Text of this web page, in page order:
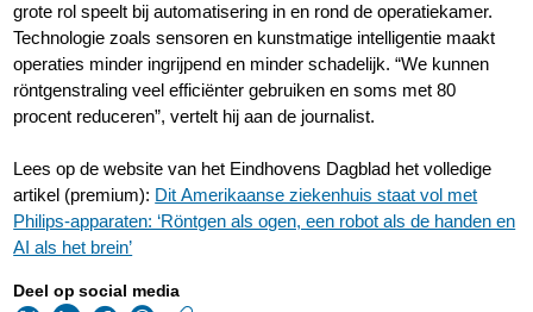
grote rol speelt bij automatisering in en rond de operatiekamer.
Technologie zoals sensoren en kunstmatige intelligentie maakt
operaties minder ingrijpend en minder schadelijk. “We kunnen
röntgenstraling veel efficiënter gebruiken en soms met 80
procent reduceren”, vertelt hij aan de journalist.
Lees op de website van het Eindhovens Dagblad het volledige
artikel (premium): Dit Amerikaanse ziekenhuis staat vol met
Philips-apparaten: ‘Röntgen als ogen, een robot als de handen en
AI als het brein’
Deel op social media